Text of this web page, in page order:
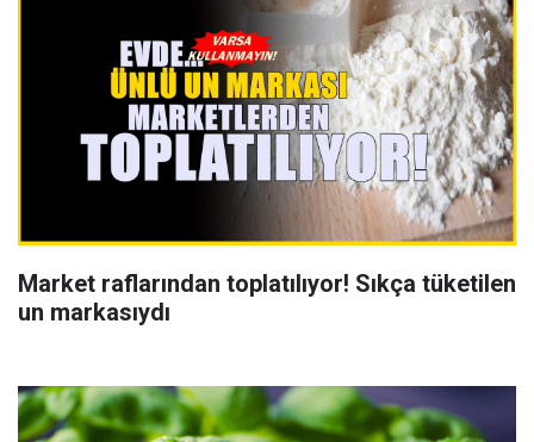
Market raflarından toplatılıyor! Sıkça tüketilen
un markasıydı